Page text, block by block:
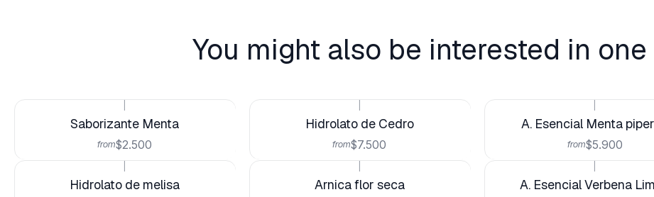
You might also be interested in
Saborizante Menta
from$2.500
Hidrolato de Cedro
from$7.500
A. Esencial Menta
from$5.900
Hidrolato de melisa Arnica flor seca A. Esencial Verbena